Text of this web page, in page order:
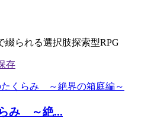
綴られる選択肢探索型RPG
み ～絶...